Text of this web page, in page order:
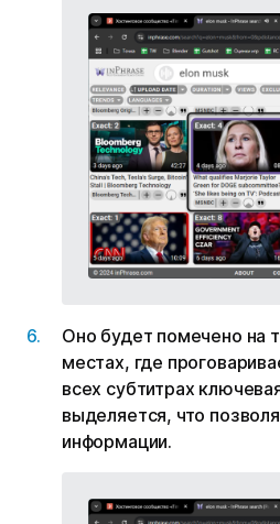
Оно будет помечено на
местах, где
всех субтитрах
выделяется, что
информации.